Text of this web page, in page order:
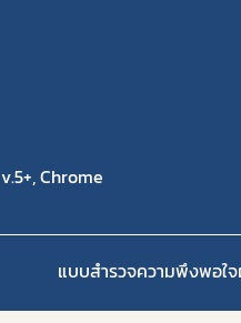
Chrome
แบบสำรวจความพึงพอใ